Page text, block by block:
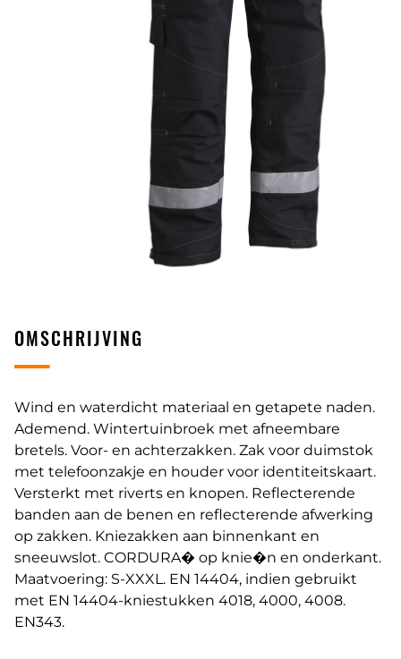
OMSCHRIJVING
Wind en waterdicht materiaal en getapete naden.
Ademend. Wintertuinbroek met afneembare
bretels. Voor- en achterzakken. Zak voor duimstok
met telefoonzakje en houder voor identiteitskaart.
Versterkt met riverts en knopen. Reflecterende
banden aan de benen en reflecterende afwerking
op zakken. Kniezakken aan binnenkant en
sneeuwslot. CORDURA� op knie�n en onderkant.
Maatvoering: S-XXXL. EN 14404, indien gebruikt
met EN 14404-kniestukken 4018, 4000, 4008.
EN343.